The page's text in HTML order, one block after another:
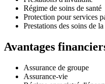
Régime de soins de santé
Protection pour services
Prestations des soins de
Avantages
Assurance de groupe
Assurance-vie